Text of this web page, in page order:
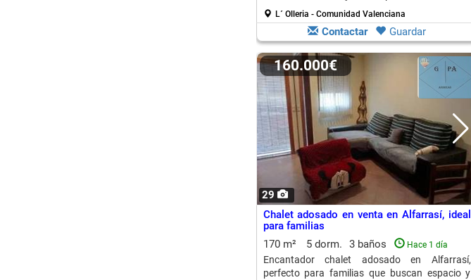
L´ Olleria - Comunidad Valenciana
Contactar Guardar
29
160.000€
Chalet adosado en venta en Alfarrasí, ideal
para familias
170 m²
5 dorm. 3 baños Hace 1 día
Encantador chalet adosado en Alfarrasí,
perfecto para familias que buscan espacio y